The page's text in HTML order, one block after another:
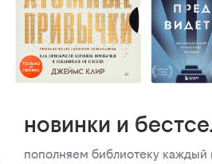
новинки и
пополняем библиотеку каждый